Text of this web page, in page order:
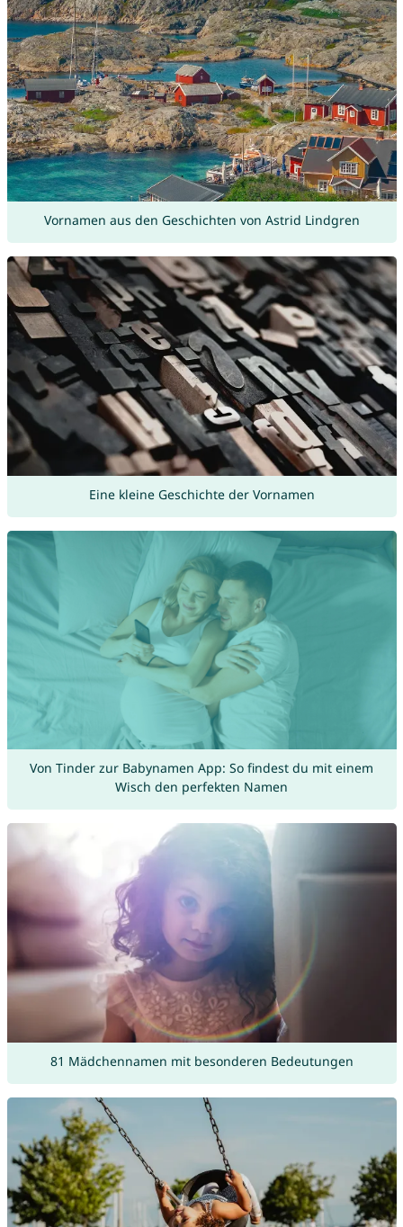
Vornamen aus den Geschichten von Astrid Lindgren
Eine kleine Geschichte der Vornamen
Von Tinder zur Babynamen App: So findest du mit einem
Wisch den perfekten Namen
81 Mädchennamen mit besonderen Bedeutungen